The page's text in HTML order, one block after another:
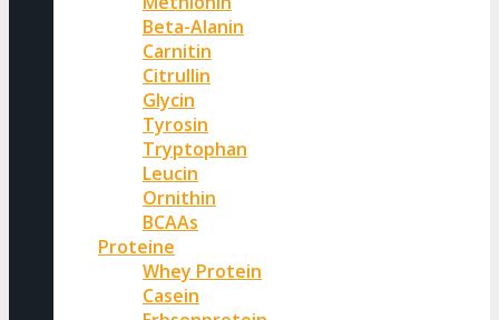
Beta-Alanin
Carnitin
Citrullin
Glycin
Tyrosin
Tryptophan
Leucin
Ornithin
BCAAs
Proteine
Whey Protein
Casein